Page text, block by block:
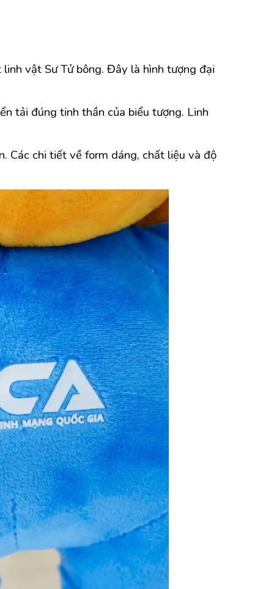
vật Sư Tử bông. Đây là hình tượng đại
tải đúng tinh thần của biểu tượng. Linh
Các chi tiết về form dáng, chất liệu và độ